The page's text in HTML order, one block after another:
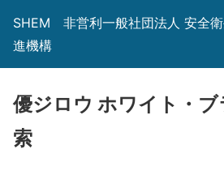
SHEM 非営利一般社団法人 安全
進機構
優ジロウ ホワイト・
索